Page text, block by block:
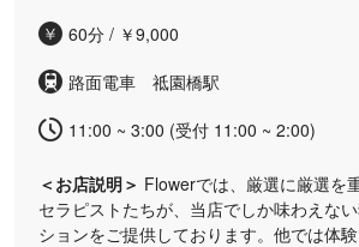
立ち寄りいただけます。心を込めた丁寧な
60分 / ￥9,000
路面電車 祗園橋駅
11:00 ~ 3:00 (受付 11:00 ~ 2:00)
＜お店説明＞ Flowerでは、厳選に厳選を
セラピストたちが、当店でしか味わえな
ションをご提供しております。他では体